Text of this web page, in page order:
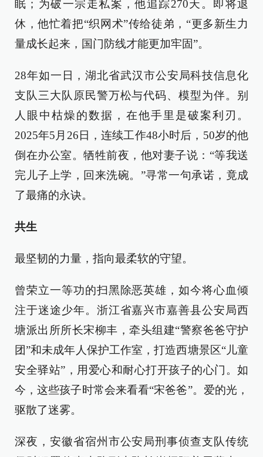
眠；为破一宗走私案，他追踪270天。即将退
休，他忙着把“织网术”传给徒弟，“更多新生力
量成长起来，国门防线才能更加牢固”。
28年如一日，湖北省武汉市公安局科技信息化
支队三大队原民警万松与代码、模型为伴。别
人眼中枯燥的数据，在他手里是破案利刃。
2025年5月26日，连续工作48小时后，50岁的他
倒在办公室。牺牲前夜，他对妻子说：“等我送
完儿子上学，回来洗碗。”寻常一句承诺，竟成
了最痛的永诀。
共生
最坚韧的力量，指向最柔软的守望。
曾荣立一等功的扫黑除恶英雄，如今将心血倾
注于迷途少年。浙江省嘉兴市嘉善县公安局西
塘派出所所长宋柳丰，牵头组建“警察爸爸守护
团”和未成年人保护工作室，打造西塘景区“儿童
安全驿站”，用爱心和耐心打开孩子的心门。如
今，这些孩子时常会来看看“宋爸爸”。爱的光，
驱散了迷雾。
深夜，安徽省宿州市公安局刑事侦查支队传统